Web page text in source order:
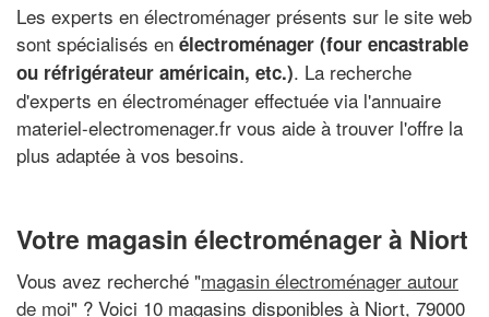
Les experts en électroménager présents sur le site web
sont spécialisés en électroménager (four encastrable
ou réfrigérateur américain, etc.). La recherche
d'experts en électroménager effectuée via l'annuaire
materiel-electromenager.fr vous aide à trouver l'offre la
plus adaptée à vos besoins.
Votre magasin électroménager à Niort
Vous avez recherché "magasin électroménager autour
de moi" ? Voici 10 magasins disponibles à Niort, 79000